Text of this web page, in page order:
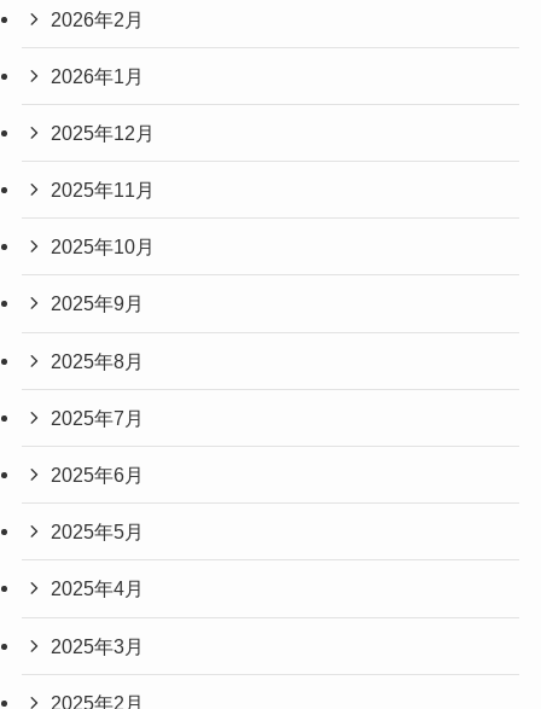
2026年2月
2026年1月
2025年12月
2025年11月
2025年10月
2025年9月
2025年8月
2025年7月
2025年6月
2025年5月
2025年4月
2025年3月
2025年2月